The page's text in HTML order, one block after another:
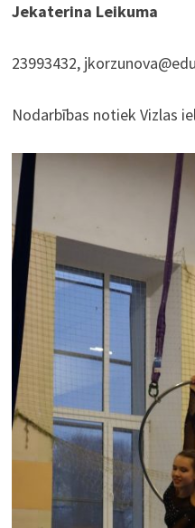
Jekaterina Leikuma
23993432,
Nodarbības notiek Vizlas